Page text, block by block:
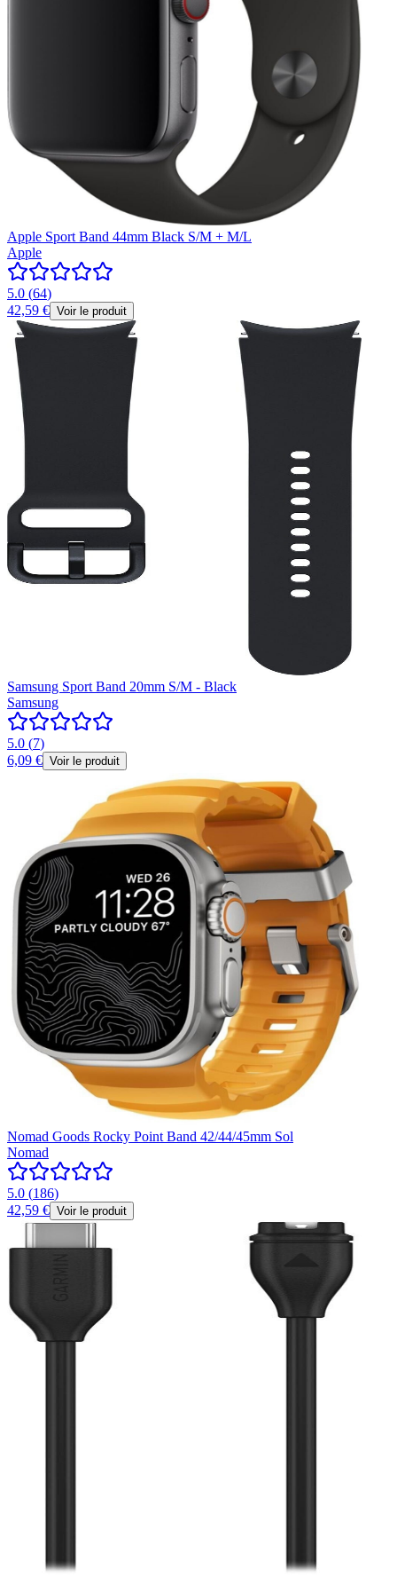
Apple Sport Band 44mm Black S/M + M/L
Apple
5.0 (64)
42,59 € Voir le produit
Samsung Sport Band 20mm S/M - Black
Samsung
5.0 (7)
6,09 € Voir le produit
Nomad Goods Rocky Point Band 42/44/45mm Sol
Nomad
5.0 (186)
42,59 € Voir le produit